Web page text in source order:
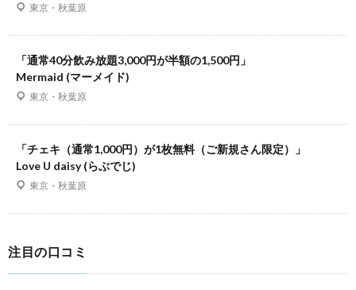
東京・秋葉原
「通常40分飲み放題3,000円が半額の1,500円」
Mermaid (マーメイド)
東京・秋葉原
「チェキ（通常1,000円）が1枚無料（ご新規さん限定）」
Love U daisy (らぶでじ)
東京・秋葉原
注目の口コミ